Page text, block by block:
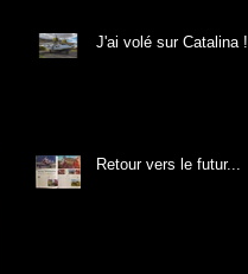
J'ai volé sur Catalina !
Retour vers le futur...